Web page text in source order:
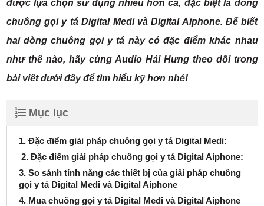
được lựa chọn sử dụng nhiều hơn cả, đặc biệt là dòng
chuông gọi y tá Digital Medi và Digital Aiphone. Để biết
hai dòng chuông gọi y tá này có đặc điểm khác nhau
như thế nào, hãy cùng Audio Hải Hưng theo dõi trong
bài viết dưới đây để tìm hiểu kỹ hơn nhé!
Mục lục
1. Đặc điểm giải pháp chuông gọi y tá Digital Medi:
2. Đặc điểm giải pháp chuông gọi y tá Digital Aiphone:
3. So sánh tính năng các thiết bị của giải pháp chuông
gọi y tá Digital Medi và Digital Aiphone
4. Mua chuông gọi y tá Digital Medi và Digital Aiphone